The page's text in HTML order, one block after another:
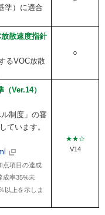
準）に適合
散速度指針
るVOC放散
○
Ver.14）
制度」の審
ています。
点項目の達成
成率35%未
以上を示しま
★★☆
V14